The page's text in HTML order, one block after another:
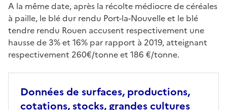
A la même date, après la récolte médiocre de céréales
à paille, le blé dur rendu Port-la-Nouvelle et le blé
tendre rendu Rouen accusent respectivement une
hausse de 3% et 16% par rapport à 2019, atteignant
respectivement 260€/tonne et 186 €/tonne.
Données de surfaces, productions,
cotations, stocks, grandes cultures